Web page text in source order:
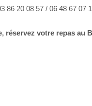
86 20 08 57 / 06 48 67 07
réservez votre repas au